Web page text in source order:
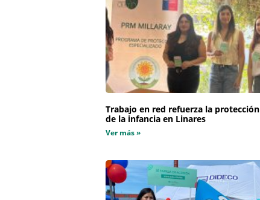
Trabajo en red refuerza la protección
de la infancia en Linares
Ver más »